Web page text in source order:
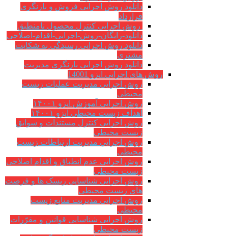
دانلود روش اجرایی فروش و بازنگری
قرارداد
روش اجرایی کنترل محصول نامنطبق
دانلود-رایگان-روش-اجرایی-اقدام-اصلاحی
دانلود روش اجرایی رسیدگی به شکایت
مشتری
دانلود روش اجرایی بازنگری مدیریت
روش های اجرایی ایزو 14001
روش اجرایی مدیریت عملیات زیست
محیطی
روش اجرایی آموزش ایزو ۱۴۰۰۱
اهداف زیست محیطی ایزو ۱۴۰۰۱
روش اجرایی کنترل مستندات و سوابق
زیست محیطی
روش اجرايي مدیریت ارتباطات زیست
محیطی
روش اجرایی عدم انطباق و اقدام اصلاحی
زیست محیطی
روش اجرایی شناسایی ریسک ها و فرصت
های زیست محیطی
روش اجرایی مدیریت منابع زیست
محیطی
روش اجرایی شناسایی قوانین و مقرّرات
زیست محیطی